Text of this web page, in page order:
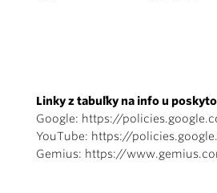
Linky z tabuľky na info u
Google: https://
YouTube: https://
Gemius: https://